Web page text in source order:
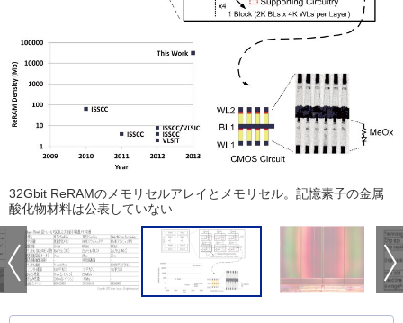
32Gbit ReRAMのメモリセルアレイとメモリセル。記憶素子の金属
酸化物材料は公表していない